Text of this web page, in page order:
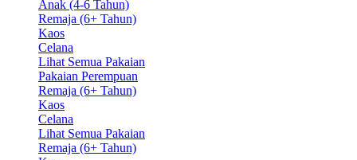
Anak (4-6 Tahun)
Remaja (6+ Tahun)
Kaos
Celana
Lihat Semua Pakaian
Pakaian Perempuan
Remaja (6+ Tahun)
Kaos
Celana
Lihat Semua Pakaian
Remaja (6+ Tahun)